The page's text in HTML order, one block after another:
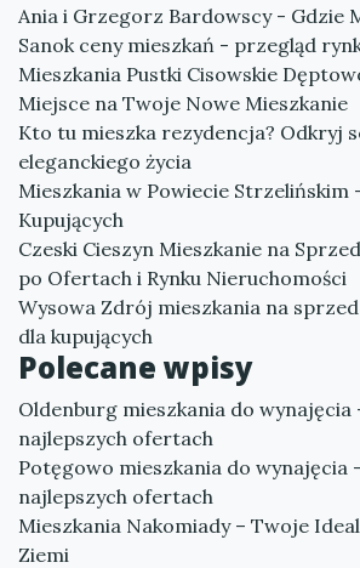
Ania i Grzegorz Bardowscy - Gdzie
Sanok ceny mieszkań - przegląd
Mieszkania Pustki Cisowskie
Miejsce na Twoje Nowe Mieszkanie
Kto tu mieszka rezydencja? Odkryj
eleganckiego życia
Mieszkania w Powiecie Strzelińskim
Kupujących
Czeski Cieszyn Mieszkanie na
po Ofertach i Rynku Nieruchomości
Wysowa Zdrój mieszkania na
dla kupujących
Polecane wpisy
Oldenburg mieszkania do wynajęcia
najlepszych ofertach
Potęgowo mieszkania do wynajęcia
najlepszych ofertach
Mieszkania Nakomiady – Twoje
Ziemi